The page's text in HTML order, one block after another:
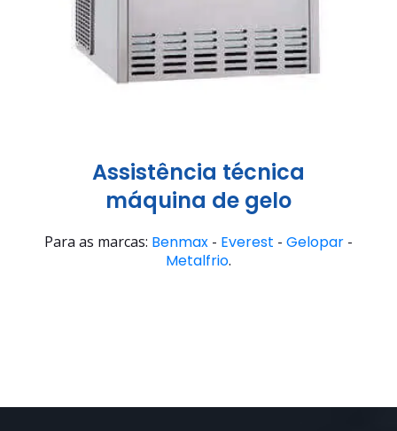
Assistência técnica
máquina de gelo
Para as marcas: Benmax - Everest - Gelopar -
Metalfrio.